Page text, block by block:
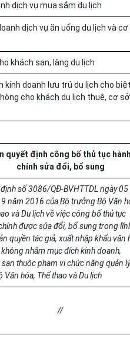
dịch vụ mua sắm du lịch
dịch vụ ăn uống du lịch và
khách sạn, làng du lịch
kinh doanh lưu trú du lịch cho biệt
cho khách du lịch thuê, cơ sở
quyết định công bố thủ tục hành
chính sửa đổi, bổ sung
định số 3086/QĐ-BVHTTDL ngày 05
năm 2016 của Bộ trưởng Bộ Văn h
và Du lịchvềviệc công bốthủ tục
được sửa đổi, bổ sungtrong
quyền tác giả, xuấtnhập khẩu văn
không nhằm mục đích kinh doanh,
sạn thuộc phạm vi chức năng quản lý
Văn hóa, Thểthao và Du lịch
//